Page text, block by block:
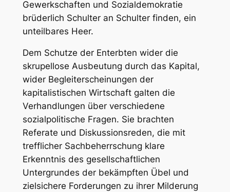
Gewerkschaften und Sozialdemokratie
brüderlich Schulter an Schulter finden, ein
unteilbares Heer.
Dem Schutze der Enterbten wider die
skrupellose Ausbeutung durch das Kapital,
wider Begleiterscheinungen der
kapitalistischen Wirtschaft galten die
Verhandlungen über verschiedene
sozialpolitische Fragen. Sie brachten
Referate und Diskussionsreden, die mit
trefflicher Sachbeherrschung klare
Erkenntnis des gesellschaftlichen
Untergrundes der bekämpften Übel und
zielsichere Forderungen zu ihrer Milderung